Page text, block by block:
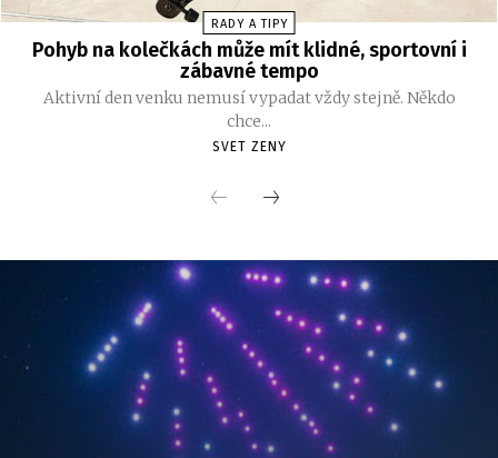
RADY A TIPY
Pohyb na kolečkách může mít klidné, sportovní i
zábavné tempo
Aktivní den venku nemusí vypadat vždy stejně. Někdo
chce...
SVET ZENY